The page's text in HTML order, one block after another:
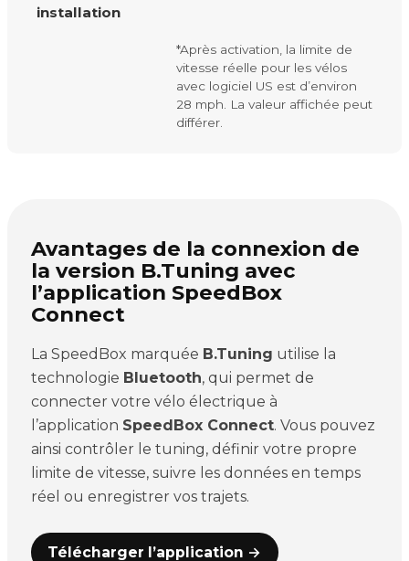
installation
*Après activation, la limite de
vitesse réelle pour les vélos
avec logiciel US est d’environ
28 mph. La valeur affichée peut
différer.
Avantages de la connexion de
la version B.Tuning avec
l’application SpeedBox
Connect
La SpeedBox marquée B.Tuning utilise la
technologie Bluetooth, qui permet de
connecter votre vélo électrique à
l’application SpeedBox Connect. Vous pouvez
ainsi contrôler le tuning, définir votre propre
limite de vitesse, suivre les données en temps
réel ou enregistrer vos trajets.
Télécharger l’application →